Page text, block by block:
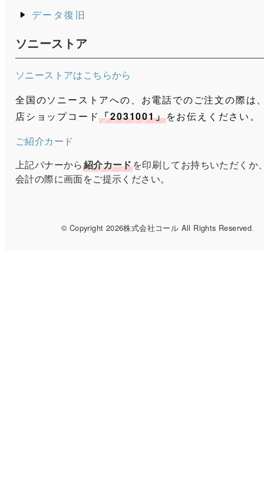
データ復旧
ソニーストア
ソニーストアはこちらから
全国のソニーストアへの、お電話でのご注文の際は
店ショップコード「2031001」をお伝えください。
ご紹介カード
上記バナーから紹介カードを印刷してお持ちいただくか
会計の際に画面をご提示ください。
© Copyright 2026株式会社コール All Rights Reserved.